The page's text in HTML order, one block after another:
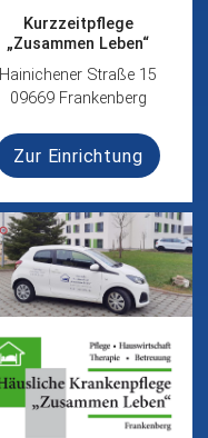
Kurzzeitpflege
„Zusammen Leben“
Hainichener Straße 15
09669 Frankenberg
Zur Einrichtung